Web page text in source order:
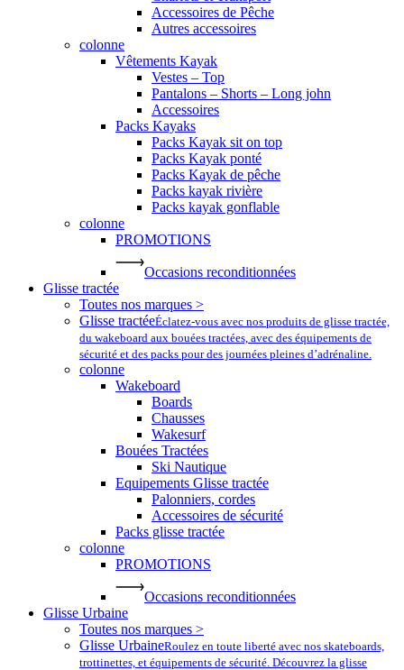
Accessoires de Pêche
Autres accessoires
colonne
Vêtements Kayak
Vestes – Top
Pantalons – Shorts – Long john
Accessoires
Packs Kayaks
Packs Kayak sit on top
Packs Kayak ponté
Packs Kayak de pêche
Packs kayak rivière
Packs kayak gonflable
colonne
PROMOTIONS
Occasions reconditionnées
Glisse tractée
Toutes nos marques >
Glisse tractéeÉclatez-vous avec nos produits de glisse tractée,
du wakeboard aux bouées tractées, avec des équipements de
sécurité et des packs pour des journées pleines d’adrénaline.
colonne
Wakeboard
Boards
Chausses
Wakesurf
Bouées Tractées
Ski Nautique
Equipements Glisse tractée
Palonniers, cordes
Accessoires de sécurité
Packs glisse tractée
colonne
PROMOTIONS
Occasions reconditionnées
Glisse Urbaine
Toutes nos marques >
Glisse UrbaineRoulez en toute liberté avec nos skateboards,
trottinettes, et équipements de sécurité. Découvrez la glisse